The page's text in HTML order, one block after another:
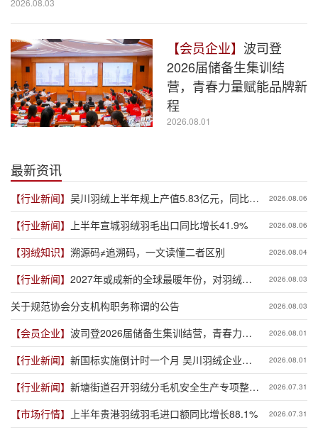
【会员企业】 波司登
2026届储备生集训结
营，青春力量赋能品牌新
程
2026.08.01
最新资讯
【行业新闻】 吴川羽绒上半年规上产值5.83亿元，同比增
长19.3%
2026.08.06
【行业新闻】 上半年宣城羽绒羽毛出口同比增长41.9% 2026.08.06
【羽绒知识】 溯源码≠追溯码，一文读懂二者区别 2026.08.04
【行业新闻】 2027年或成新的全球最暖年份，对羽绒产
业有何影响？
2026.08.03
关于规范协会分支机构职务称谓的公告 2026.08.03
【会员企业】 波司登2026届储备生集训结营，青春力量
赋能品牌新程
2026.08.01
【行业新闻】 新国标实施倒计时一个月 吴川羽绒企业集
体“抢跑”新规
2026.08.01
【行业新闻】 新塘街道召开羽绒分毛机安全生产专项整治
推进会
2026.07.31
【市场行情】 上半年贵港羽绒羽毛进口额同比增长88.1% 2026.07.31